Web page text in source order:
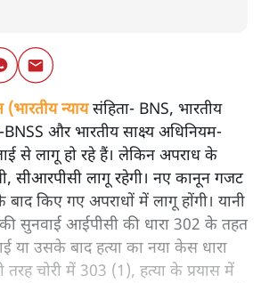
न्यायसंहिता- BNS, भारतीय
BNSS और भारतीय साक्ष्य अधिनियम-
से लागू हो रहे हैं। लेकिन अपराध के
सीआरपीसी लागू रहेगी। नए कानून गजट
किए गए अपराधों में लागू होंगी। यानी
सुनवाई आईपीसी की धारा 302 के तहत
या उसके बाद हत्या का नया केस धारा
तरह चोरी में 303 (1), हत्या के प्रयास में